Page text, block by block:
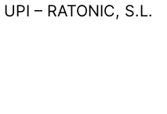
UPI – RATONIC, S.L.